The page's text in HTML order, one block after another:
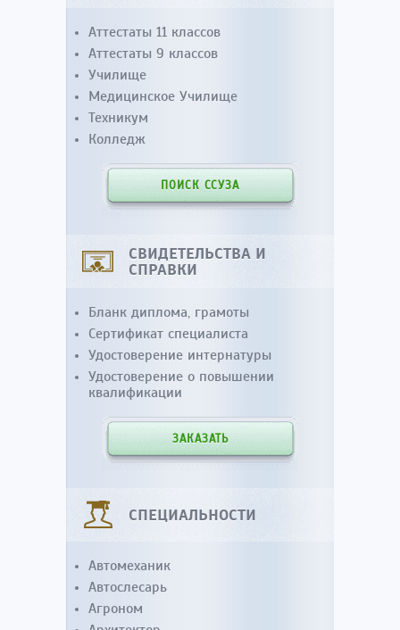
Аттестаты 11 классов
Аттестаты 9 классов
Училище
Медицинское Училище
Техникум
Колледж
ПОИСК ССУЗА
СВИДЕТЕЛЬСТВА И
СПРАВКИ
Бланк диплома, грамоты
Сертификат специалиста
Удостоверение интернатуры
Удостоверение о повышении
квалификации
ЗАКАЗАТЬ
СПЕЦИАЛЬНОСТИ
Автомеханик
Автослесарь
Агроном